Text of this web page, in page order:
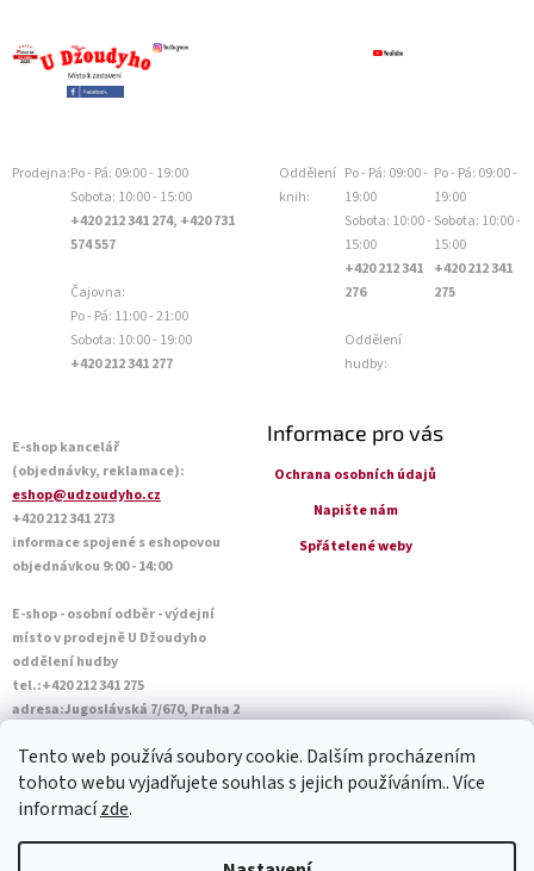
Tento web používá soubory cookie. Dalším procházením
tohoto webu vyjadřujete souhlas s jejich používáním.. Více
informacízde.
Prodejna:Po - Pá: 09:00 - 19:00
Sobota: 10:00 - 15:00
+420 212 341 274, +420 731
574 557
Čajovna:
Po - Pá: 11:00 - 21:00
Sobota: 10:00 - 19:00
+420 212 341 277
Oddělení
knih:
Po - Pá: 09:00 -
19:00
Sobota: 10:00 -
15:00
+420 212 341
276
Oddělení
hudby:
Po - Pá: 09:00 -
19:00
Sobota: 10:00 -
15:00
+420 212 341
275
E-shop kancelář
(objednávky, reklamace):
eshop@udzoudyho.cz
+420 212 341 273
informace spojené s eshopovou
objednávkou 9:00 - 14:00
E-shop - osobní odběr - výdejní
místo v prodejně U Džoudyho
oddělení hudby
tel.:+420 212 341 275
adresa:Jugoslávská 7/670, Praha 2
Sobota: 10:00 - 14:45
Informace pro vás
Ochrana osobních údajů
Napište nám
Spřátelené weby